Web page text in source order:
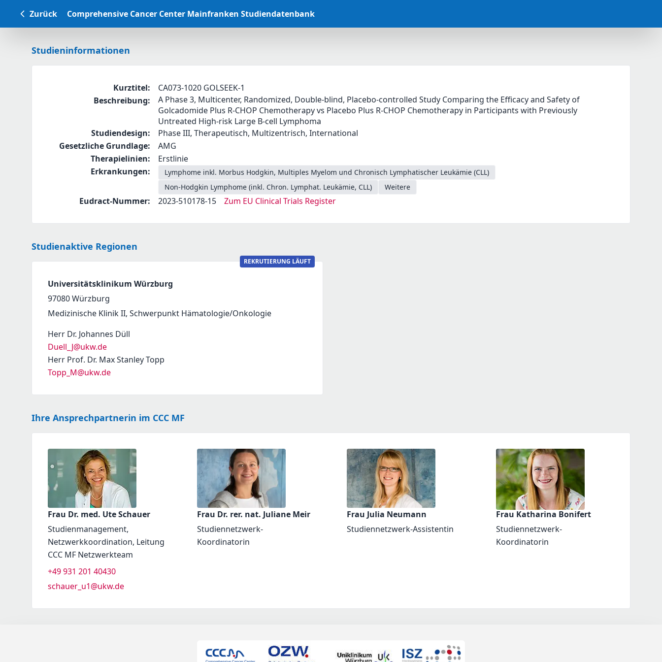
Zurück Comprehensive Cancer Center Mainfranken Studiendatenbank
Studieninformationen
Kurztitel:
CA073-1020 GOLSEEK-1
Beschreibung:
A Phase 3, Multicenter, Randomized, Double-blind, Placebo-controlled Study Comparing the Efficacy and Safety of
Golcadomide Plus R-CHOP Chemotherapy vs Placebo Plus R-CHOP Chemotherapy in Participants with Previously
Untreated High-risk Large B-cell Lymphoma
Studiendesign:
Phase III, Therapeutisch, Multizentrisch, International
Gesetzliche Grundlage:
AMG
Therapielinien:
Erstlinie
Erkrankungen:
Lymphome inkl. Morbus Hodgkin, Multiples Myelom und Chronisch Lymphatischer Leukämie (CLL)
Non-Hodgkin Lymphome (inkl. Chron. Lymphat. Leukämie, CLL)
Weitere
Eudract-Nummer: 2023-510178-15 Zum EU Clinical Trials Register
Studienaktive Regionen
REKRUTIERUNG LÄUFT
Universitätsklinikum Würzburg
97080Würzburg
Medizinische Klinik II, Schwerpunkt Hämatologie/Onkologie
Herr Dr. Johannes Düll
Duell_J@ukw.de
Herr Prof. Dr. Max Stanley Topp
Topp_M@ukw.de
Ihre Ansprechpartnerin im CCC MF
Frau Dr. med. Ute Schauer
Studienmanagement,
Netzwerkkoordination, Leitung
CCC MF Netzwerkteam
+49 931 201 40430
schauer_u1@ukw.de
Frau Dr. rer. nat. Juliane Meir
Studiennetzwerk-
Koordinatorin
Frau Julia Neumann
Studiennetzwerk-Assistentin
Frau Katharina Bonifert
Studiennetzwerk-
Koordinatorin